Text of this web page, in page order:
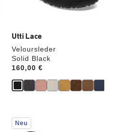
Utti Lace
Veloursleder
Solid Black
Price:
160,00 €
Durch
Anklicken
Neu